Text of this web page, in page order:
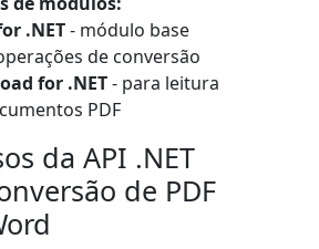
.NET- módulo base
de conversão
for .NET- para leitura
PDF
da API .NET
de PDF